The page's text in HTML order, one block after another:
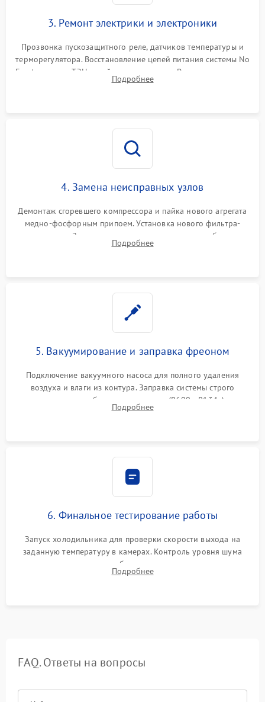
3. Ремонт электрики и электроники
Прозвонка пускозащитного реле, датчиков температуры и
терморегулятора. Восстановление цепей питания системы No
Frost, включая ТЭН оттайки и вентилятор. Ремонт или замена
платы управления при сбоях алгоритмов.
Подробнее
4. Замена неисправных узлов
Демонтаж сгоревшего компрессора и пайка нового агрегата
медно-фосфорным припоем. Установка нового фильтра-
осушителя. Замена изношенных вентиляторов обдува,
сломанных заслонок или поврежденных дверных петель.
Подробнее
5. Вакуумирование и заправка фреоном
Подключение вакуумного насоса для полного удаления
воздуха и влаги из контура. Заправка системы строго
дозированным объемом хладагента (R600a, R134a) по
электронным весам. Контроль рабочего давления в системе.
Подробнее
6. Финальное тестирование работы
Запуск холодильника для проверки скорости выхода на
заданную температуру в камерах. Контроль уровня шума
компрессора, отсутствия обмерзания стенок и корректного
срабатывания системы автоматической оттайки.
Подробнее
FAQ. Ответы на вопросы